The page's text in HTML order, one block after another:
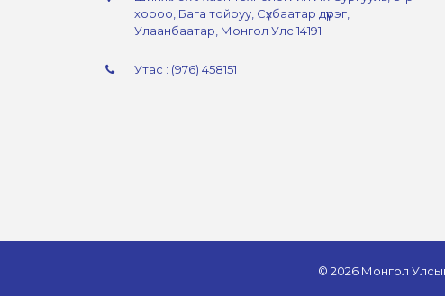
хороо, Бага тойруу, Сүхбаатар дүүрэг,
Улаанбаатар, Монгол Улс 14191
Утас : (976) 458151
© 2026 Монгол